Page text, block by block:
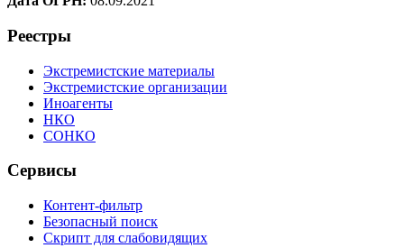
Реестры
Экстремистские материалы
Экстремистские организации
Иноагенты
НКО
СОНКО
Сервисы
Контент-фильтр
Безопасный поиск
Скрипт для слабовидящих